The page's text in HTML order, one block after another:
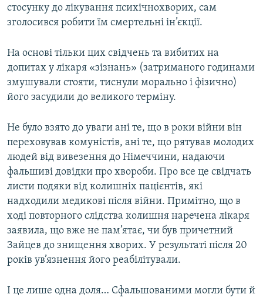
стосунку до лікування психічнохворих, сам
зголосився робити їм смертельні ін’єкції.
На основі тільки цих свідчень та вибитих на
допитах у лікаря «зізнань» (затриманого годинами
змушували стояти, тиснули морально і фізично)
його засудили до великого терміну.
Не було взято до уваги ані те, що в роки війни він
переховував комуністів, ані те, що рятував молодих
людей від вивезення до Німеччини, надаючи
фальшиві довідки про хвороби. Про все це свідчать
листи подяки від колишніх пацієнтів, які
надходили медикові після війни. Примітно, що в
ході повторного слідства колишня наречена лікаря
заявила, що вже не пам’ятає, чи був причетний
Зайцев до знищення хворих. У результаті після 20
років ув’язнення його реабілітували.
І це лише одна доля… Сфальшованими могли бути й